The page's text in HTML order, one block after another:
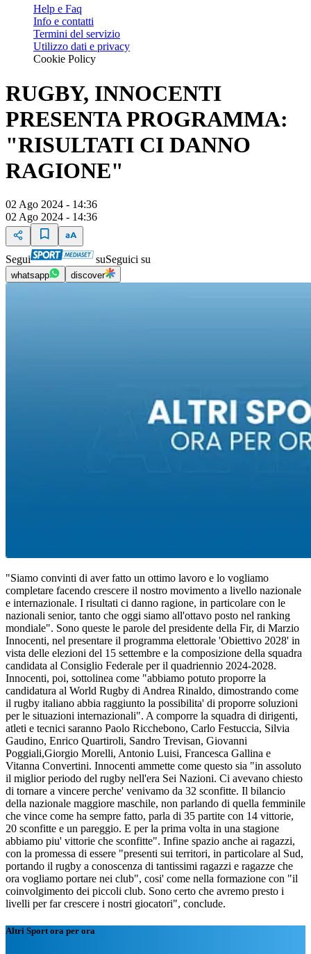
Help e Faq
Info e contatti
Termini del servizio
Utilizzo dati e privacy
Cookie Policy
RUGBY, INNOCENTI
PRESENTA PROGRAMMA:
"RISULTATI CI DANNO
RAGIONE"
02 Ago 2024 - 14:36
02 Ago 2024 - 14:36
Segui suSeguici su
whatsapp discover
"Siamo convinti di aver fatto un ottimo lavoro e lo vogliamo
completare facendo crescere il nostro movimento a livello nazionale
e internazionale. I risultati ci danno ragione, in particolare con le
nazionali senior, tanto che oggi siamo all'ottavo posto nel ranking
mondiale". Sono queste le parole del presidente della Fir, di Marzio
Innocenti, nel presentare il programma elettorale 'Obiettivo 2028' in
vista delle elezioni del 15 settembre e la composizione della squadra
candidata al Consiglio Federale per il quadriennio 2024-2028.
Innocenti, poi, sottolinea come "abbiamo potuto proporre la
candidatura al World Rugby di Andrea Rinaldo, dimostrando come
il rugby italiano abbia raggiunto la possibilita' di proporre soluzioni
per le situazioni internazionali". A comporre la squadra di dirigenti,
atleti e tecnici saranno Paolo Ricchebono, Carlo Festuccia, Silvia
Gaudino, Enrico Quartiroli, Sandro Trevisan, Giovanni
Poggiali,Giorgio Morelli, Antonio Luisi, Francesca Gallina e
Vitanna Convertini. Innocenti ammette come questo sia "in assoluto
il miglior periodo del rugby nell'era Sei Nazioni. Ci avevano chiesto
di tornare a vincere perche' venivamo da 32 sconfitte. Il bilancio
della nazionale maggiore maschile, non parlando di quella femminile
che vince come ha sempre fatto, parla di 35 partite con 14 vittorie,
20 sconfitte e un pareggio. E per la prima volta in una stagione
abbiamo piu' vittorie che sconfitte". Infine spazio anche ai ragazzi,
con la promessa di essere "presenti sui territori, in particolare al Sud,
portando il rugby a conoscenza di tantissimi ragazzi e ragazze che
ora vogliamo portare nei club", cosi' come nella formazione con "il
coinvolgimento dei piccoli club. Sono certo che avremo presto i
livelli per far crescere i nostri giocatori", conclude.
Altri Sport ora per ora